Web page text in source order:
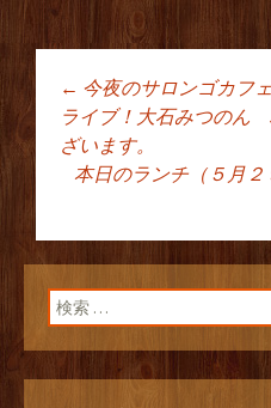
投稿ナ
ン
← 今夜のサロンゴカフ
ライブ！大石みつのん
ざいます。
本日のランチ（５月２
検索: